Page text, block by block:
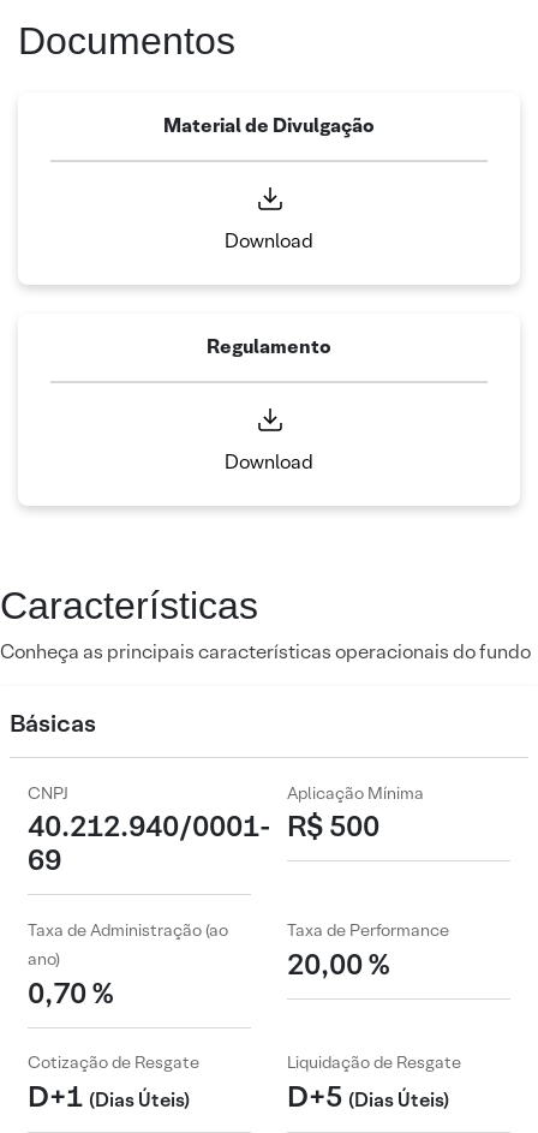
Documentos
Material de Divulgação
Download
Regulamento
Download
Características
Conheça as principais características operacionais do fundo
Básicas
CNPJ
40.212.940/0001-
69
Aplicação Mínima
R$ 500
Taxa de Administração (ao
ano)
0,70 %
Taxa de Performance
20,00 %
Cotização de Resgate
D+1 (Dias Úteis)
Liquidação de Resgate
D+5 (Dias Úteis)